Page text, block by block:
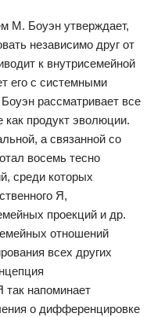
М. Боуэн утверждает,
независимо друг от
к внутрисемейной
его с системными
рассматривает все
как продукт эволюции.
а связанной со
восемь тесно
среди которых
Я,
проекций и др.
отношений
всех других
так напоминает
о дифференцировке